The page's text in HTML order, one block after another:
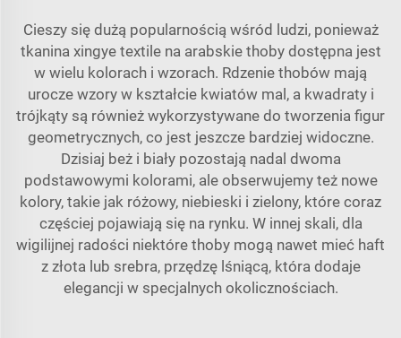
Cieszy się dużą popularnością wśród ludzi, ponieważ
tkanina xingye textile na arabskie thoby dostępna jest
w wielu kolorach i wzorach. Rdzenie thobów mają
urocze wzory w kształcie kwiatów mal, a kwadraty i
trójkąty są również wykorzystywane do tworzenia figur
geometrycznych, co jest jeszcze bardziej widoczne.
Dzisiaj beż i biały pozostają nadal dwoma
podstawowymi kolorami, ale obserwujemy też nowe
kolory, takie jak różowy, niebieski i zielony, które coraz
częściej pojawiają się na rynku. W innej skali, dla
wigilijnej radości niektóre thoby mogą nawet mieć haft
z złota lub srebra, przędzę lśniącą, która dodaje
elegancji w specjalnych okolicznościach.